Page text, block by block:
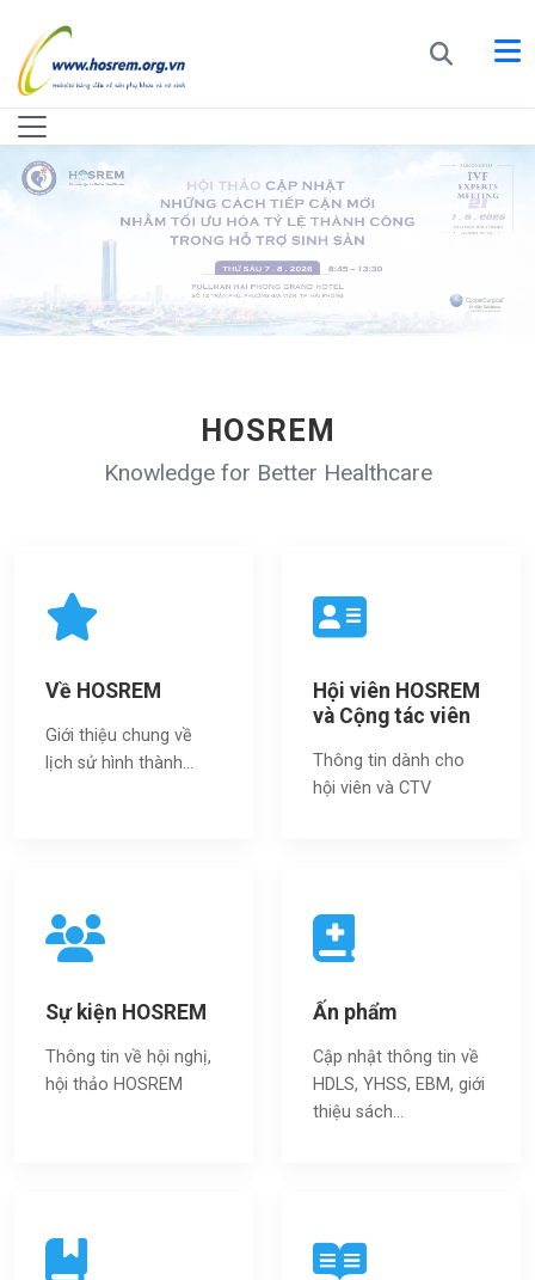
HOSREM
Knowledge for Better Healthcare
Về HOSREM
Giới thiệu chung về
lịch sử hình thành...
Hội viên HOSREM
và Cộng tác viên
Thông tin dành cho
hội viên và CTV
Sự kiện HOSREM
Thông tin về hội nghị,
hội thảo HOSREM
Ấn phẩm
Cập nhật thông tin về
HDLS, YHSS, EBM, giới
thiệu sách…